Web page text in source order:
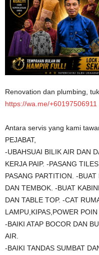
Renovation dan plumbing,
https://wa.me/+60197506911
Antara servis yang kami
PEJABAT,
-UBAHSUAI BILIK AIR DAN
KERJA PAIP. -PASANG TILES
PASANG PARTITION. -
DAN TEMBOK. -BUAT
DAN TABLE TOP. -CAT
LAMPU,KIPAS,POWER POIN
-BAIKI ATAP BOCOR DAN
AIR.
-BAIKI TANDAS SUMBAT